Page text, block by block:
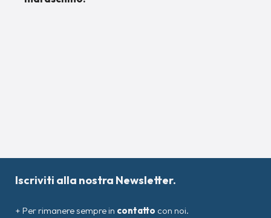
Iscriviti alla nostra Newsletter.
+ Per rimanere sempre in contatto con noi.